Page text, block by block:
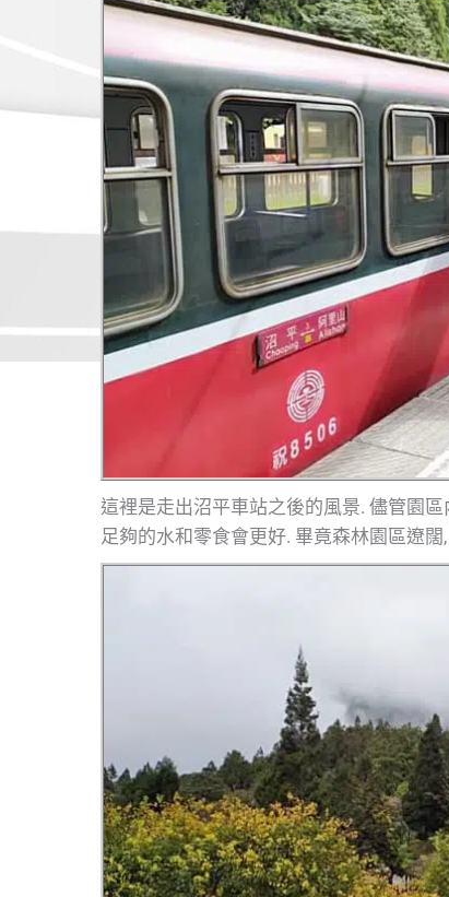
這裡是走出沼平車站之後的風景. 儘管園
足夠的水和零食會更好. 畢竟森林園區遼